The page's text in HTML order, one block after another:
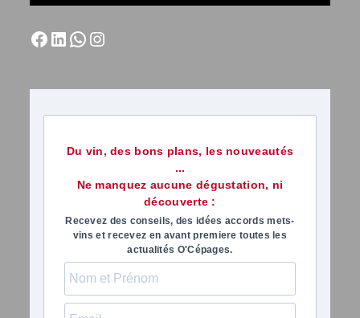
Du vin, des bons plans, les nouveautés
...
Ne manquez aucune dégustation, ni
découverte :
Recevez des conseils, des idées accords mets-
vins et recevez en avant premiere toutes les
actualités O'Cépages.